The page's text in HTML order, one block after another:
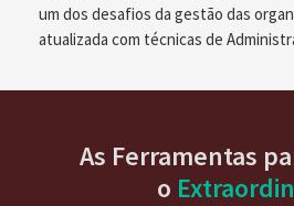
um dos desafios da gestão das
atualizada com técnicas de
As Ferramentas
o